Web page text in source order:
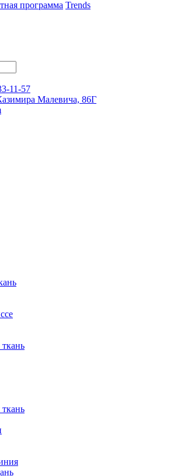
программа Trends
11-57
Малевича, 86Г